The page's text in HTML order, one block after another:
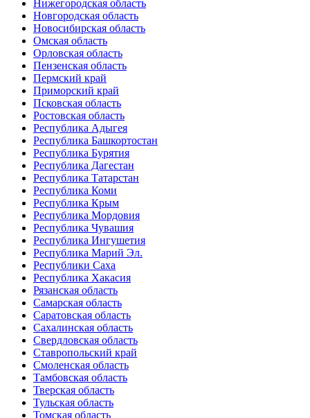
Нижегородская область
Новгородская область
Новосибирская область
Омская область
Орловская область
Пензенская область
Пермский край
Приморский край
Псковская область
Ростовская область
Республика Адыгея
Республика Башкортостан
Республика Бурятия
Республика Дагестан
Республика Татарстан
Республика Коми
Республика Крым
Республика Мордовия
Республика Чувашия
Республика Ингушетия
Республика Марий Эл.
Республики Саха
Республика Хакасия
Рязанская область
Самарская область
Саратовская область
Сахалинская область
Свердловская область
Ставропольский край
Смоленская область
Тамбовская область
Тверская область
Тульская область
Томская область